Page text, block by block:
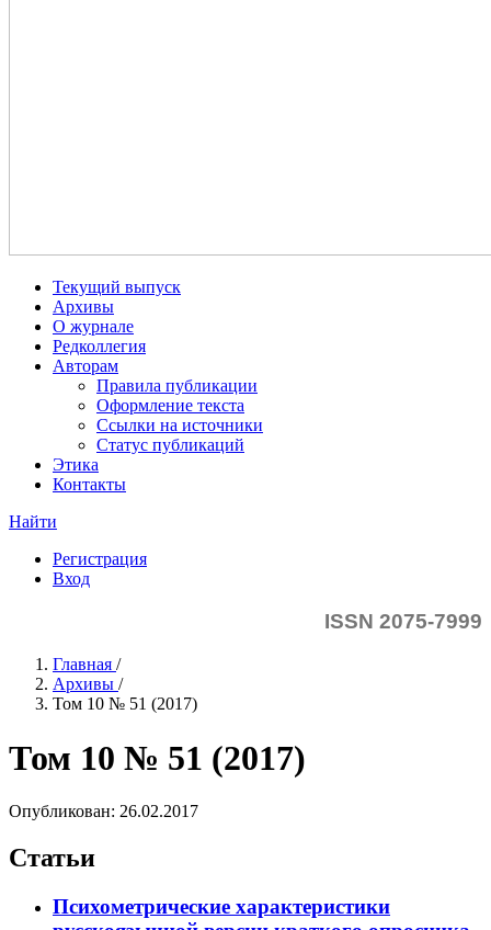
Текущий выпуск
Архивы
О журнале
Редколлегия
Авторам
Правила публикации
Оформление текста
Ссылки на источники
Статус публикаций
Этика
Контакты
Найти
Регистрация
Вход
ISSN 2075-7999
Главная /
Архивы /
Том 10 № 51 (2017)
Том 10 № 51 (2017)
Опубликован: 26.02.2017
Статьи
Психометрические характеристики